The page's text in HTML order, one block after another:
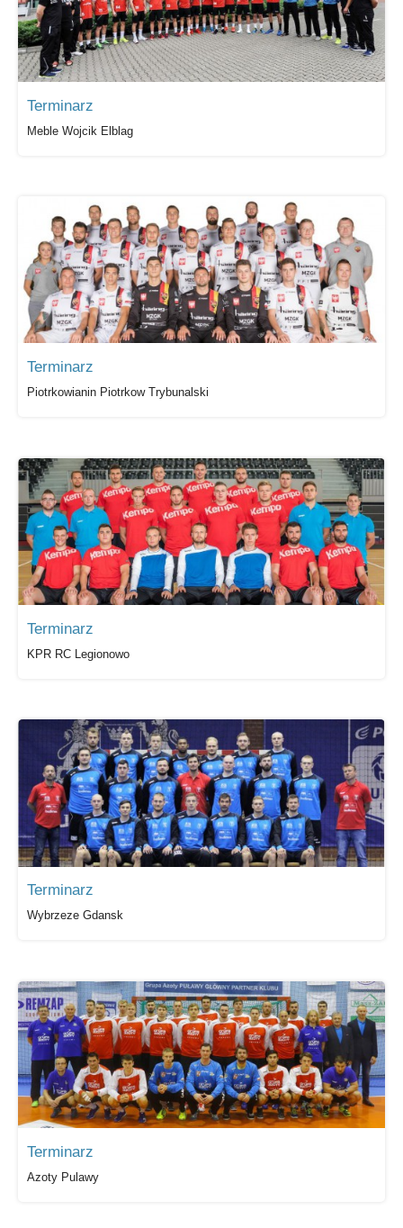
Terminarz
Meble Wojcik Elblag
Terminarz
Piotrkowianin Piotrkow Trybunalski
Terminarz
KPR RC Legionowo
Terminarz
Wybrzeze Gdansk
Terminarz
Azoty Pulawy